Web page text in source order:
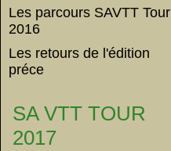
Les parcours SAVTT Tour
2016
Les retours de l'édition
préce
SA VTT TOUR
2017